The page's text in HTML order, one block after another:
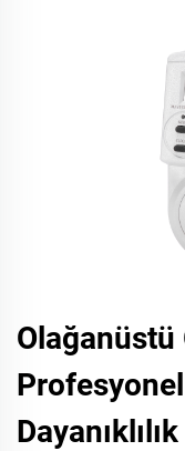
Dayanıklılık